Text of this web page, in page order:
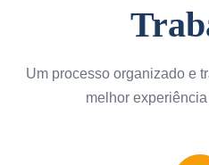
Um processo organizado e
melhor